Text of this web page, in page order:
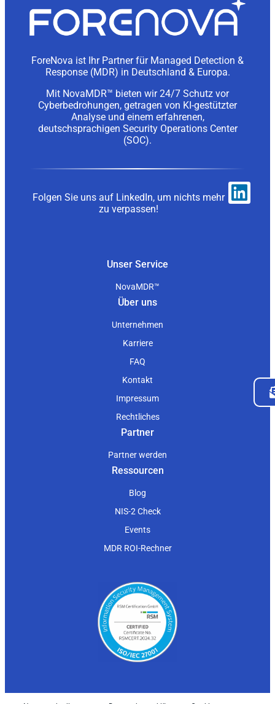
ForeNova ist Ihr Partner für Managed Detection &
Response (MDR) in Deutschland & Europa.
Mit NovaMDR™ bieten wir 24/7 Schutz vor
Cyberbedrohungen, getragen von KI-gestützter
Analyse und einem erfahrenen,
deutschsprachigen Security Operations Center
(SOC).
Folgen Sie uns auf LinkedIn, um nichts mehr
zu verpassen!
Unser Service
NovaMDR™
Über uns
Unternehmen
Karriere
FAQ
Kontakt
Impressum
Rechtliches
Partner
Partner werden
Ressourcen
Blog
NIS-2 Check
Events
MDR ROI-Rechner